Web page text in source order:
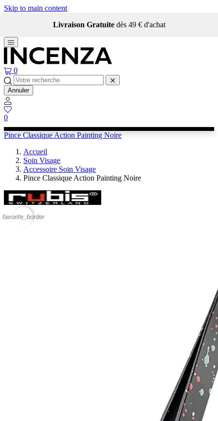
Skip to main content
Livraison Gratuite dès 49 € d'achat
0
Annuler
0
Pince Classique Action Painting Noire
Accueil
Soin Visage
Accessoire Soin Visage
Pince Classique Action Painting Noire
favorite_border